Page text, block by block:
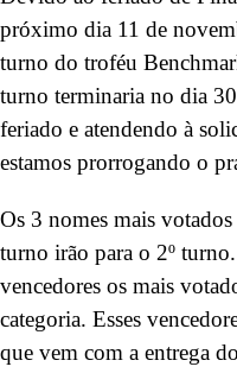
próximo dia 11 de
turno do troféu
turno terminaria no dia
feriado e atendendo à
estamos prorrogando o
Os 3 nomes mais votados
turno irão para o 2º
vencedores os mais
categoria. Esses
que vem com a entrega